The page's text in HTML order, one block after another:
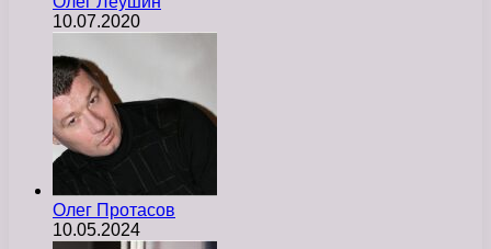
10.07.2020
Олег Протасов
10.05.2024